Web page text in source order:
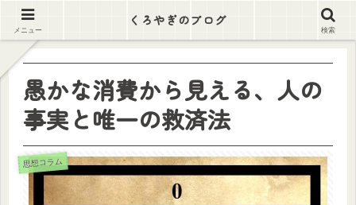
逃げ出そう この労働地獄から
愚かな消費から見える、人の
事実と唯一の救済法
思想コラム
メニュー
くろやぎのブログ
検索